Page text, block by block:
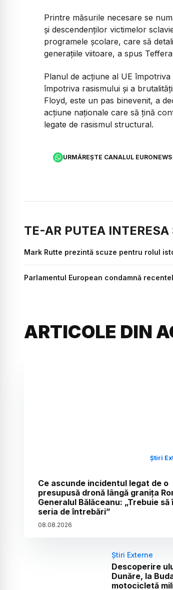
Printre măsurile necesare se
și descendenților victimelor
programele școlare, care să
generațiile viitoare, a spus
Planul de acțiune al UE
împotriva rasismului și a
Floyd, este un pas binevenit, a
acțiune naționale care să țină
legate de rasismul structural.
URMĂREȘTE CANALUL
TE-AR PUTEA INTERESA
Mark Rutte prezintă scuze pentru rolul
Parlamentul European condamnă
ARTICOLE DIN
Știri
Ce ascunde incidentul legat de o
presupusă dronă lângă granița
Generalul Bălăceanu: „Trebuie să
seria de întrebări”
08.08.2026
Știri Externe
Descoperire
Dunăre, la
motocicletă